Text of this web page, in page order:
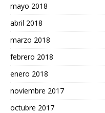
mayo 2018
abril 2018
marzo 2018
febrero 2018
enero 2018
noviembre 2017
octubre 2017